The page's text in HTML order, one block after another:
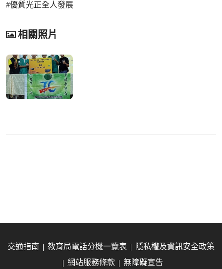
#優質光正全人發展
相關照片
交通指南 教育局電話分機一覽表
隱私權及資訊安全政策
網站服務條款
無障礙宣告